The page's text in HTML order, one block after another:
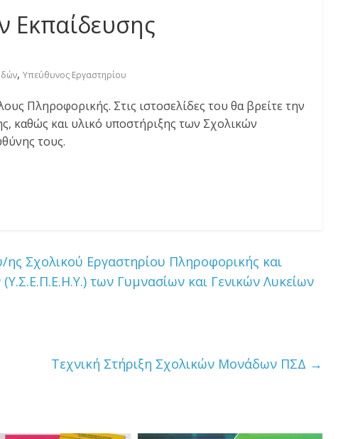
Εκπαίδευσης
, Υπεύθυνος Εργαστηρίου
Πληροφορικής. Στις ιστοσελίδες του θα βρείτε την
καθώς και υλικό υποστήριξης των Σχολικών
τους.
ης Σχολικού Εργαστηρίου Πληροφορικής και
των Γυμνασίων και Γενικών Λυκείων
Τεχνική Στήριξη Σχολικών Μονάδων ΠΣΔ →